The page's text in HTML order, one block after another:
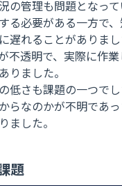
の管理も問題となっ
る必要がある一方で
遅れることがありま
不透明で、実際に作
りました。
低さも課題の一つで
らなのかが不明であ
ました。
題